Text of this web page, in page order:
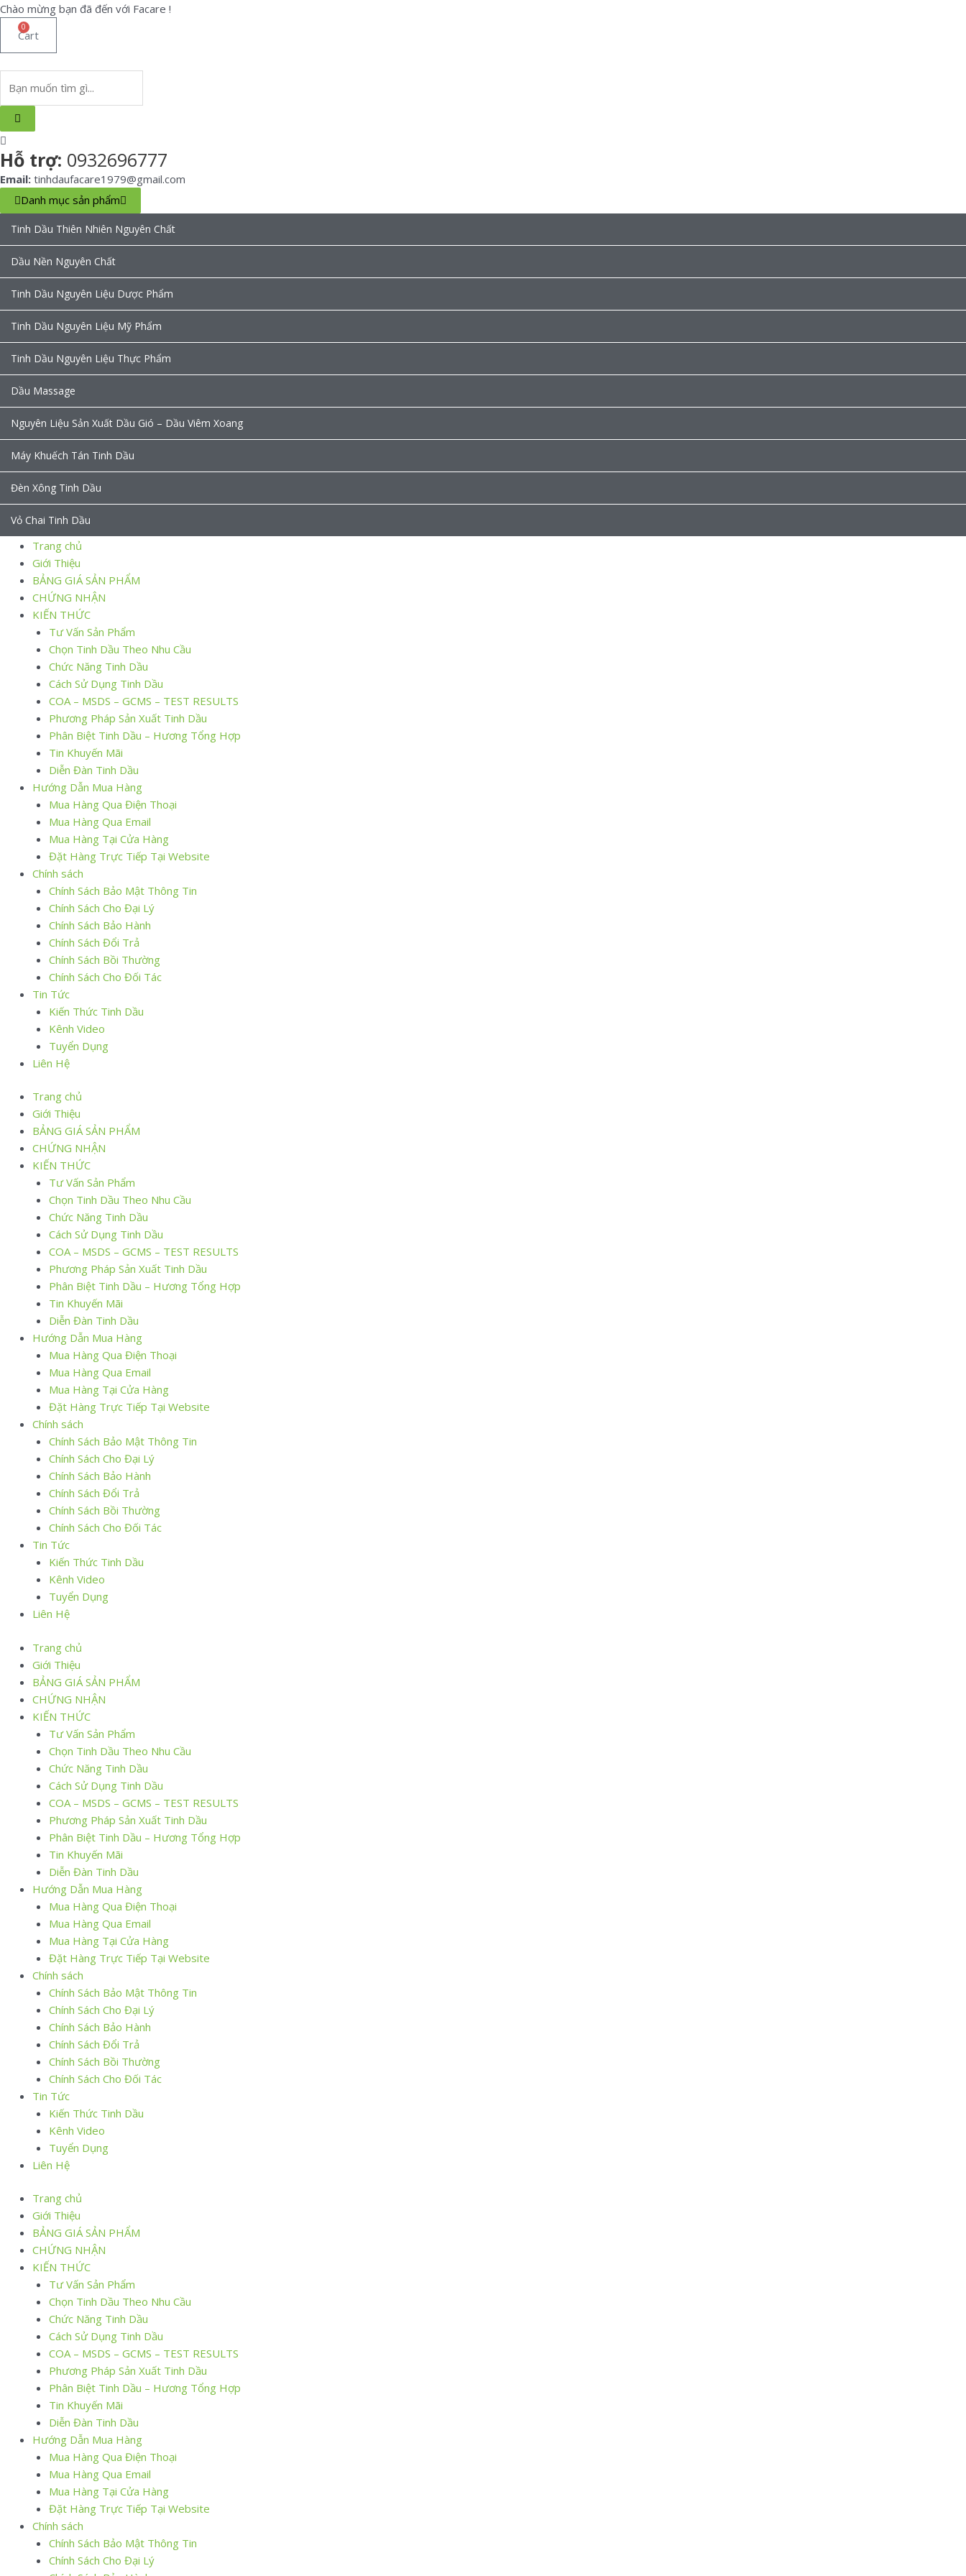
Skip
content
Chào mừng bạn đã đến với Facare !
0
Cart
Hỗ trợ: 0932696777
Email: tinhdaufacare1979@gmail.com
Danh mục sản phẩm
Tinh Dầu Thiên Nhiên Nguyên Chất
Dầu Nền Nguyên Chất
Tinh Dầu Nguyên Liệu Dược Phẩm
Tinh Dầu Nguyên Liệu Mỹ Phẩm
Tinh Dầu Nguyên Liệu Thực Phẩm
Dầu Massage
Nguyên Liệu Sản Xuất Dầu Gió – Dầu Viêm Xoang
Máy Khuếch Tán Tinh Dầu
Đèn Xông Tinh Dầu
Vỏ Chai Tinh Dầu
Trang chủ
Giới Thiệu
BẢNG GIÁ SẢN PHẨM
CHỨNG NHẬN
KIẾN THỨC
Tư Vấn Sản Phẩm
Chọn Tinh Dầu Theo Nhu Cầu
Chức Năng Tinh Dầu
Cách Sử Dụng Tinh Dầu
COA – MSDS – GCMS – TEST RESULTS
Phương Pháp Sản Xuất Tinh Dầu
Phân Biệt Tinh Dầu – Hương Tổng Hợp
Tin Khuyến Mãi
Diễn Đàn Tinh Dầu
Hướng Dẫn Mua Hàng
Mua Hàng Qua Điện Thoại
Mua Hàng Qua Email
Mua Hàng Tại Cửa Hàng
Đặt Hàng Trực Tiếp Tại Website
Chính sách
Chính Sách Bảo Mật Thông Tin
Chính Sách Cho Đại Lý
Chính Sách Bảo Hành
Chính Sách Đổi Trả
Chính Sách Bồi Thường
Chính Sách Cho Đối Tác
Tin Tức
Kiến Thức Tinh Dầu
Kênh Video
Tuyển Dụng
Liên Hệ
Trang chủ
Giới Thiệu
BẢNG GIÁ SẢN PHẨM
CHỨNG NHẬN
KIẾN THỨC
Tư Vấn Sản Phẩm
Chọn Tinh Dầu Theo Nhu Cầu
Chức Năng Tinh Dầu
Cách Sử Dụng Tinh Dầu
COA – MSDS – GCMS – TEST RESULTS
Phương Pháp Sản Xuất Tinh Dầu
Phân Biệt Tinh Dầu – Hương Tổng Hợp
Tin Khuyến Mãi
Diễn Đàn Tinh Dầu
Hướng Dẫn Mua Hàng
Mua Hàng Qua Điện Thoại
Mua Hàng Qua Email
Mua Hàng Tại Cửa Hàng
Đặt Hàng Trực Tiếp Tại Website
Chính sách
Chính Sách Bảo Mật Thông Tin
Chính Sách Cho Đại Lý
Chính Sách Bảo Hành
Chính Sách Đổi Trả
Chính Sách Bồi Thường
Chính Sách Cho Đối Tác
Tin Tức
Kiến Thức Tinh Dầu
Kênh Video
Tuyển Dụng
Liên Hệ
Trang chủ
Giới Thiệu
BẢNG GIÁ SẢN PHẨM
CHỨNG NHẬN
KIẾN THỨC
Tư Vấn Sản Phẩm
Chọn Tinh Dầu Theo Nhu Cầu
Chức Năng Tinh Dầu
Cách Sử Dụng Tinh Dầu
COA – MSDS – GCMS – TEST RESULTS
Phương Pháp Sản Xuất Tinh Dầu
Phân Biệt Tinh Dầu – Hương Tổng Hợp
Tin Khuyến Mãi
Diễn Đàn Tinh Dầu
Hướng Dẫn Mua Hàng
Mua Hàng Qua Điện Thoại
Mua Hàng Qua Email
Mua Hàng Tại Cửa Hàng
Đặt Hàng Trực Tiếp Tại Website
Chính sách
Chính Sách Bảo Mật Thông Tin
Chính Sách Cho Đại Lý
Chính Sách Bảo Hành
Chính Sách Đổi Trả
Chính Sách Bồi Thường
Chính Sách Cho Đối Tác
Tin Tức
Kiến Thức Tinh Dầu
Kênh Video
Tuyển Dụng
Liên Hệ
Trang chủ
Giới Thiệu
BẢNG GIÁ SẢN PHẨM
CHỨNG NHẬN
KIẾN THỨC
Tư Vấn Sản Phẩm
Chọn Tinh Dầu Theo Nhu Cầu
Chức Năng Tinh Dầu
Cách Sử Dụng Tinh Dầu
COA – MSDS – GCMS – TEST RESULTS
Phương Pháp Sản Xuất Tinh Dầu
Phân Biệt Tinh Dầu – Hương Tổng Hợp
Tin Khuyến Mãi
Diễn Đàn Tinh Dầu
Hướng Dẫn Mua Hàng
Mua Hàng Qua Điện Thoại
Mua Hàng Qua Email
Mua Hàng Tại Cửa Hàng
Đặt Hàng Trực Tiếp Tại Website
Chính sách
Chính Sách Bảo Mật Thông Tin
Chính Sách Cho Đại Lý